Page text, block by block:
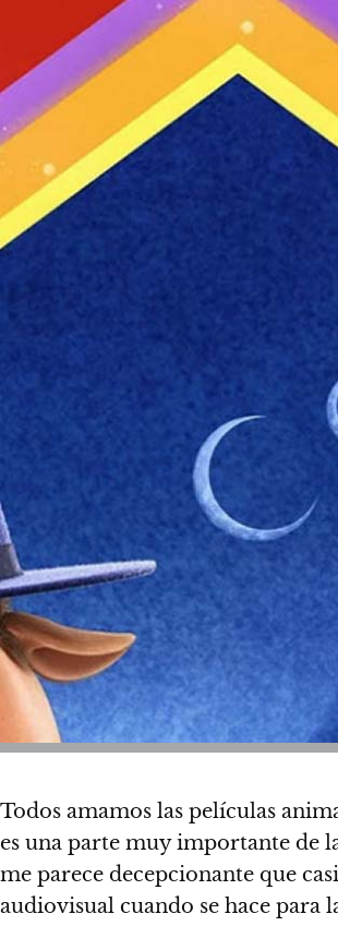
Todos amamos las películas
es una parte muy importante de
me parece decepcionante que
audiovisual cuando se hace para